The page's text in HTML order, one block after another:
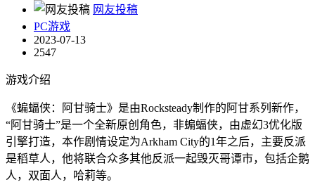
网友投稿
PC游戏
2023-07-13
2547
游戏介绍
《蝙蝠侠：阿甘骑士》是由Rocksteady制作的阿甘系列新作，
“阿甘骑士”是一个全新原创角色，非蝙蝠侠，由虚幻3优化版
引擎打造，本作剧情设定为Arkham City的1年之后，主要反派
是稻草人，他将联合众多其他反派一起毁灭哥谭市，包括企鹅
人，双面人，哈莉等。